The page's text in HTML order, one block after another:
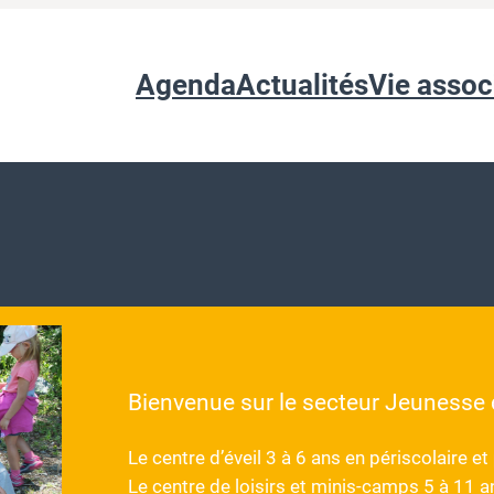
AgendaActualitésVie
Bienvenue sur le secteur Jeunesse
Le centre d’éveil 3 à 6 ans en périscolaire
Le centre de loisirs et minis-camps 5 à 11